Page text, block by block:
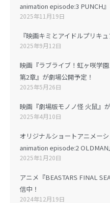
animation episode:3 PUNCH
2025年11月19日
『映画キミとアイドルプリキ
2025年9月12日
映画『ラブライブ！虹ヶ咲学
第2章』が劇場公開予定！
2025年5月26日
映画『劇場版モノノ怪 火鼠』
2025年4月10日
オリジナルショートアニメー
animation episode:2 OLDMAN
2025年1月20日
アニメ『BEASTARS FINAL
信中！
2024年12月19日